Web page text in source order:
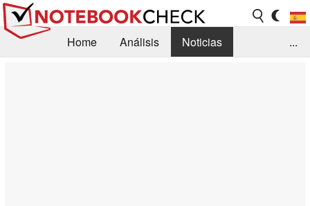
Home Análisis
Noticias
...